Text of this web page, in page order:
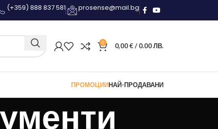
(+359) 888 837 581 prosense@mail.bg
0 0,00€/ 0.00 ЛВ.
ПРОМОЦИИНАЙ-ПРОДАВАНИ